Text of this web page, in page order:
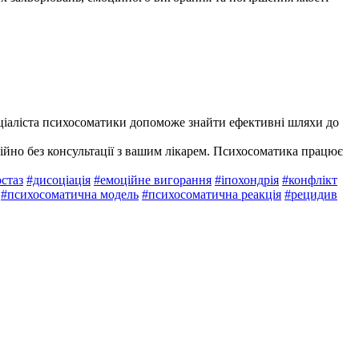
психосоматики допоможе знайти ефективні шляхи до
без консультації з вашим лікарем. Психосоматика працює
#дисоціація #емоційне вигорання #іпохондрія #конфлікт
#психосоматична модель #психосоматична реакція #рецидив